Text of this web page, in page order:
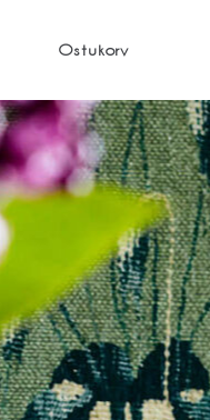
Ostukorv